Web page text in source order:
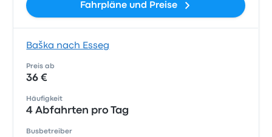
Fahrpläne und Preise
Baška nach Esseg
Preis ab
36 €
Häufigkeit
4 Abfahrten pro Tag
Busbetreiber